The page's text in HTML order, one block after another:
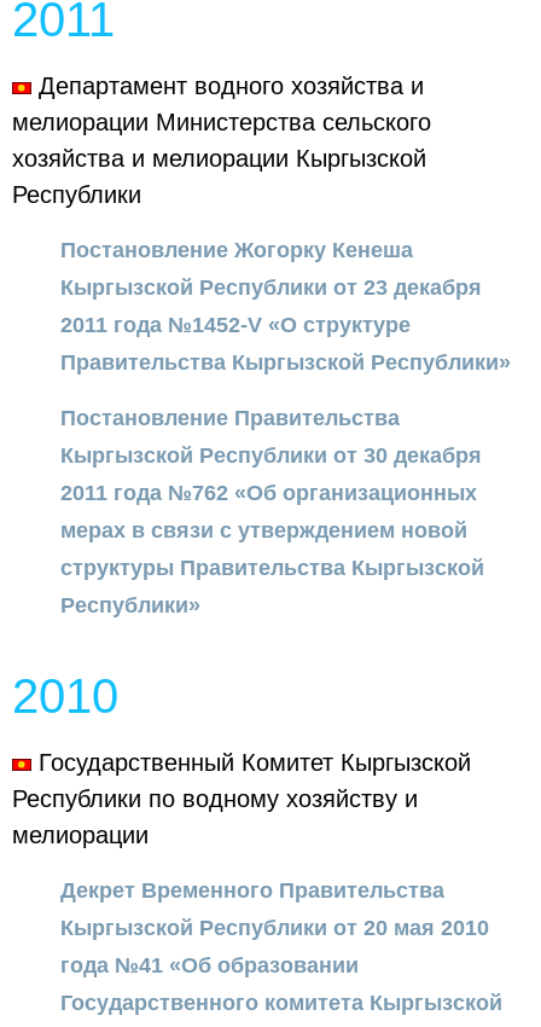
2011
Департамент водного хозяйства и
мелиорации Министерства сельского
хозяйства и мелиорации Кыргызской
Республики
Постановление Жогорку Кенеша
Кыргызской Республики от 23 декабря
2011 года №1452-V «О структуре
Правительства Кыргызской Республики»
Постановление Правительства
Кыргызской Республики от 30 декабря
2011 года №762 «Об организационных
мерах в связи с утверждением новой
структуры Правительства Кыргызской
Республики»
2010
Государственный Комитет Кыргызской
Республики по водному хозяйству и
мелиорации
Декрет Временного Правительства
Кыргызской Республики от 20 мая 2010
года №41 «Об образовании
Государственного комитета Кыргызской